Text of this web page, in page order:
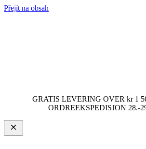
Přejít na obsah
GRATIS LEVERING OVER kr 1
ORDREEKSPEDISJON 28.-